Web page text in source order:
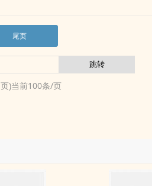
尾页
页)当前100条/页